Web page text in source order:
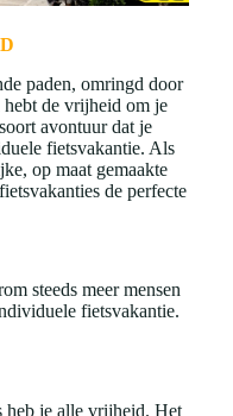
paden, omringd door
hebt de vrijheid om je
avontuur dat je
fietsvakantie. Als
op maat gemaakte
de perfecte
steeds meer mensen
fietsvakantie.
heb je alle vrijheid. Het